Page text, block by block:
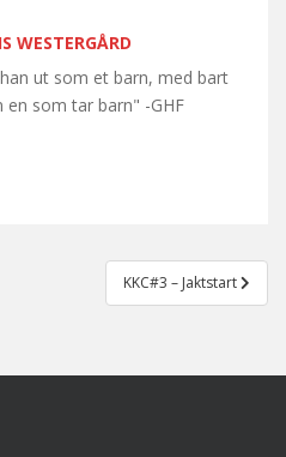
WESTERGÅRD
ut som et barn, med bart
en som tar barn" -GHF
KKC#3 – Jaktstart